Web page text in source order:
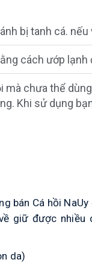
bị tanh cá.
cách ướp
chưa thể
Khi sử dụng
bán Cá hồi
giữ được
da)